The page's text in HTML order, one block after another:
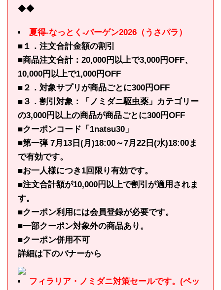
◆◆
夏得-なっとく-バーゲン2026（うさパラ）
■１．注文合計金額の割引
■商品注文合計：20,000円以上で3,000円OFF、
10,000円以上で1,000円OFF
■２．対象サプリが商品ごとに300円OFF
■３．割引対象：「ノミダニ駆虫薬」カテゴリー
の3,000円以上の商品が商品ごとに300円OFF
■クーポンコード「1natsu30」
■第一弾 7月13日(月)18:00～7月22日(水)18:00ま
で有効です。
■お一人様につき1回限り有効です。
■注文合計額が10,000円以上で割引が適用されま
す。
■クーポン利用には会員登録が必要です。
■一部クーポン対象外の商品あり。
■クーポン併用不可
詳細は下のバナーから
フィラリア・ノミダニ対策セールです。(ペッ